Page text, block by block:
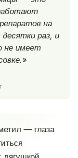
на
раз, и
не имеет
— глаза